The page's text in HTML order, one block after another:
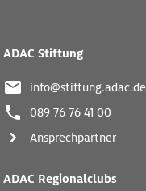
ADAC Stiftung
info@stiftung.adac.de
089 76 76 41 00
Ansprechpartner
ADAC Regionalclubs